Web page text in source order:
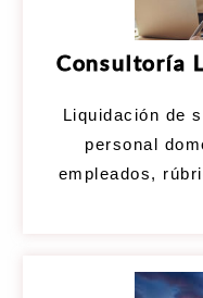
Consultoría
Liquidación de
personal
empleados,